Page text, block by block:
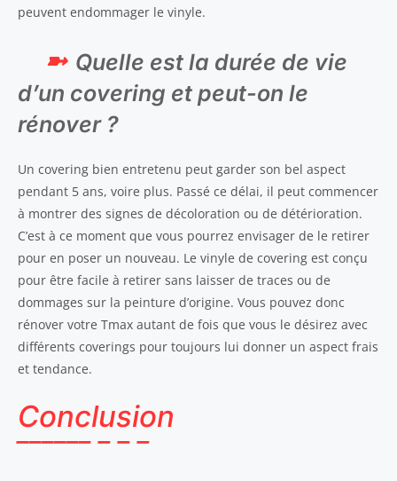
peuvent endommager le vinyle.
Quelle est la durée de vie
d’un covering et peut-on le
rénover ?
Un covering bien entretenu peut garder son bel aspect
pendant 5 ans, voire plus. Passé ce délai, il peut commencer
à montrer des signes de décoloration ou de détérioration.
C’est à ce moment que vous pourrez envisager de le retirer
pour en poser un nouveau. Le vinyle de covering est conçu
pour être facile à retirer sans laisser de traces ou de
dommages sur la peinture d’origine. Vous pouvez donc
rénover votre Tmax autant de fois que vous le désirez avec
différents coverings pour toujours lui donner un aspect frais
et tendance.
Conclusion